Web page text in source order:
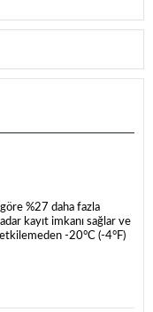
%27 daha fazla
kayıt imkanı sağlar ve
-20°C (-4°F)